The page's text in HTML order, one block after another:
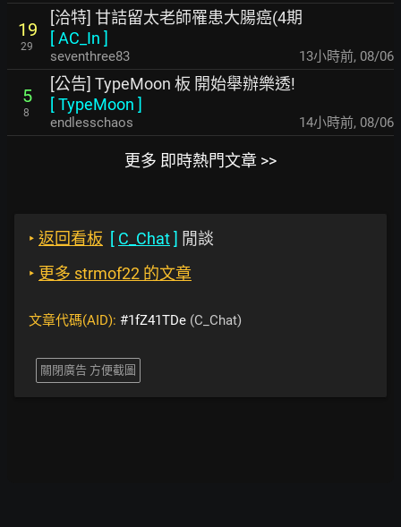
19
29
[洽特] 甘詰留太老師罹患大腸癌(4期
[AC_In ]
seventhree83 13小時前, 08/06
5
8
[公告] TypeMoon 板 開始舉辦樂透!
[TypeMoon ]
endlesschaos 14小時前, 08/06
更多 即時熱門文章 >>
‣ 返回看板 [ C_Chat] 閒談
‣ 更多 strmof22 的文章
文章代碼(AID): #1fZ41TDe (C_Chat)
關閉廣告 方便截圖